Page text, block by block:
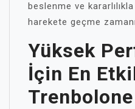
beslenme ve
harekete geçme
Yüksek
İçin En